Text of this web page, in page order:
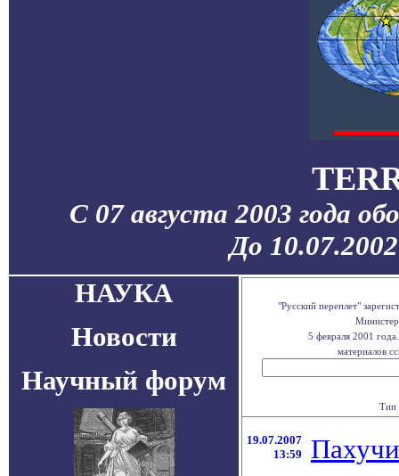
С 07 августа 2003 года
До
НАУКА
Новости
Научный форум
"Русский переплет"
5 февраля 2001
материалов
Тип
19.07.2007
13:59